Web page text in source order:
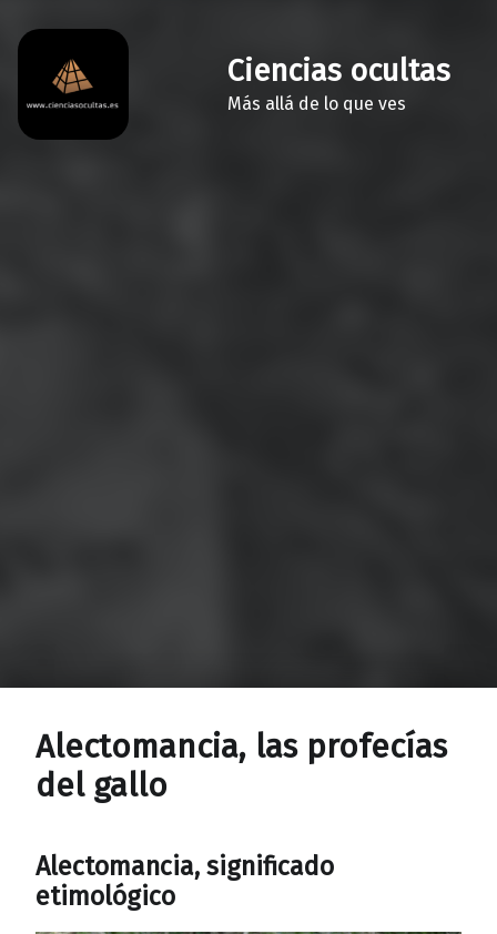
Ciencias ocultas
Más allá de lo que ves
Alectomancia, las profecías
del gallo
Alectomancia, significado
etimológico